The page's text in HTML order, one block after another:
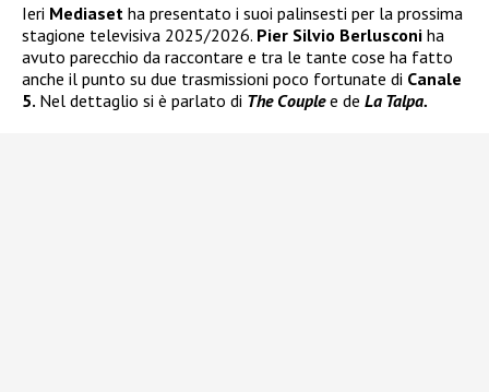
Ieri Mediaset ha presentato i suoi palinsesti per la prossima
stagione televisiva 2025/2026. Pier Silvio Berlusconi ha
avuto parecchio da raccontare e tra le tante cose ha fatto
anche il punto su due trasmissioni poco fortunate di Canale
5. Nel dettaglio si è parlato di The Couplee de La Talpa.